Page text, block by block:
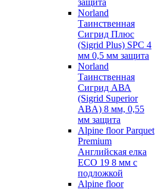
защита
Norland
Таинственная
Сигрид Плюс
(Sigrid Plus) SPC 4
мм 0,5 мм защита
Norland
Таинственная
Сигрид АВА
(Sigrid Superior
ABA) 8 мм, 0,55
мм защита
Alpine floor Parquet
Premium
Английская елка
ECO 19 8 мм с
подложкой
Alpine floor